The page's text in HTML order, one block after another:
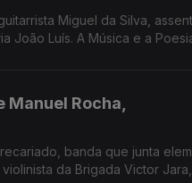
Miguel da Silva,
João Luís. A Música e a
Rocha,
banda que junta
da Brigada Victor